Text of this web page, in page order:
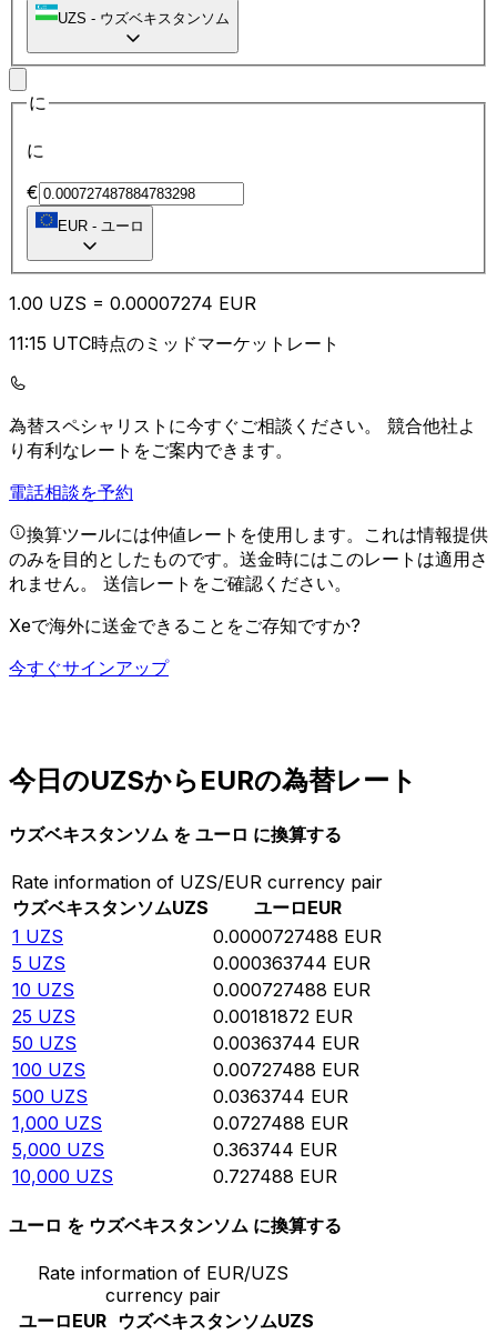
UZS - ウズベキスタンソム
に
に
€
EUR - ユーロ
1.00 UZS = 0.00007274 EUR
11:15 UTC時点のミッドマーケットレート
為替スペシャリストに今すぐご相談ください。 競合他社よ
り有利なレートをご案内できます。
電話相談を予約
換算ツールには仲値レートを使用します。これは情報提供
のみを目的としたものです。送金時にはこのレートは適用さ
れません。 送信レートをご確認ください。
Xeで海外に送金できることをご存知ですか?
今すぐサインアップ
今日のUZSからEURの為替レート
ウズベキスタンソム を ユーロ に換算する
Rate information of UZS/EUR currency pair
ウズベキスタンソムUZS ユーロEUR
1 UZS 0.0000727488 EUR
5 UZS 0.000363744 EUR
10 UZS 0.000727488 EUR
25 UZS 0.00181872 EUR
50 UZS 0.00363744 EUR
100 UZS 0.00727488 EUR
500 UZS 0.0363744 EUR
1,000 UZS 0.0727488 EUR
5,000 UZS 0.363744 EUR
10,000 UZS 0.727488 EUR
ユーロ を ウズベキスタンソム に換算する
Rate information of EUR/UZS
currency pair
ユーロEUR ウズベキスタンソムUZS